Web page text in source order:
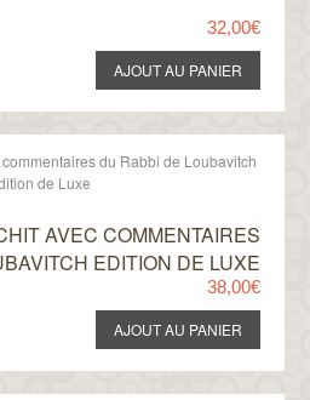
32,00€
AVEC COMMENTAIRES
EDITION DE LUXE
38,00€